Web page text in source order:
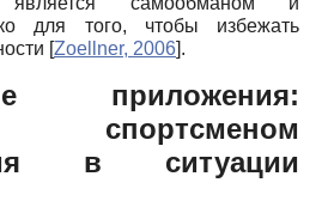
для того, чтобы избежать
[Zoellner, 2006].
приложения:
спортсменом
в ситуации